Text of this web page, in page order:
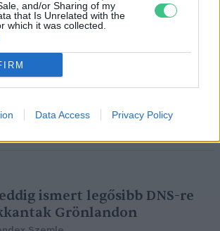
and/or Sharing of my
that Is Unrelated with the
which it was collected.
Data Access Privacy Policy
szemle
örökítettek
Szemle
ismert legősibb DNS-re
Grönlandon